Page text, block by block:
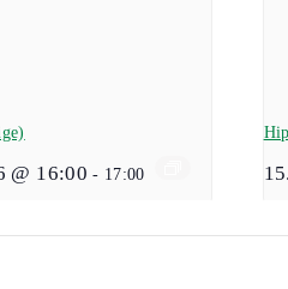
@ 16:00 - 17:00